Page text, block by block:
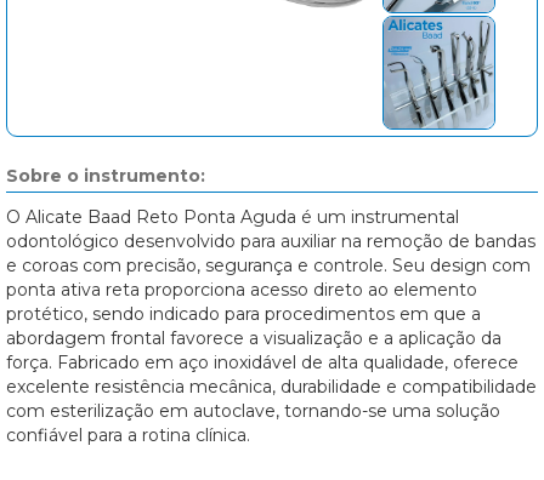
Sobre o instrumento:
O Alicate Baad Reto Ponta Aguda é um instrumental
odontológico desenvolvido para auxiliar na remoção de bandas
e coroas com precisão, segurança e controle. Seu design com
ponta ativa reta proporciona acesso direto ao elemento
protético, sendo indicado para procedimentos em que a
abordagem frontal favorece a visualização e a aplicação da
força. Fabricado em aço inoxidável de alta qualidade, oferece
excelente resistência mecânica, durabilidade e compatibilidade
com esterilização em autoclave, tornando-se uma solução
confiável para a rotina clínica.